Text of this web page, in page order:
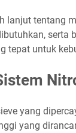
lanjut tentang
serta
tepat untuk
yang
yang